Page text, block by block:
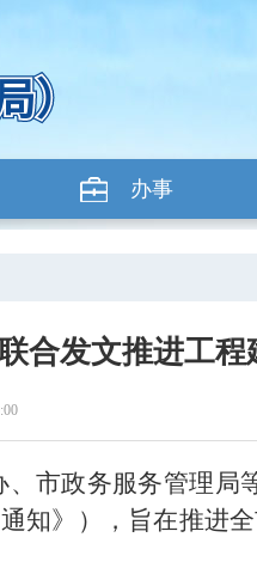
办事
合发文推进工
市政务服务管理局
知》），旨在推进